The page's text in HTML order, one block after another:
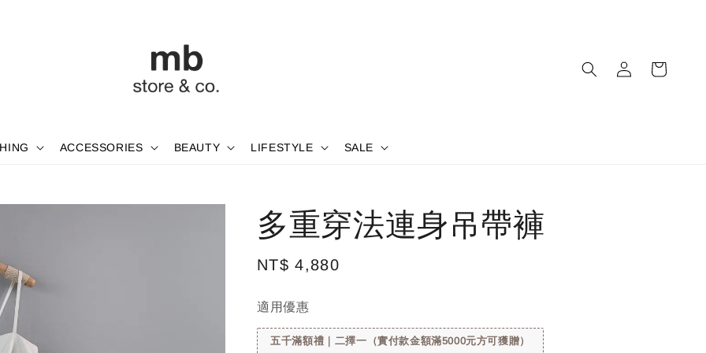
ACCESSORIES BEAUTY LIFESTYLE SALE
多重穿法連身吊帶褲
Regular
NT$ 4,880
適用優惠
五千滿額禮｜二擇一（實付款金額滿5000元方可獲贈）